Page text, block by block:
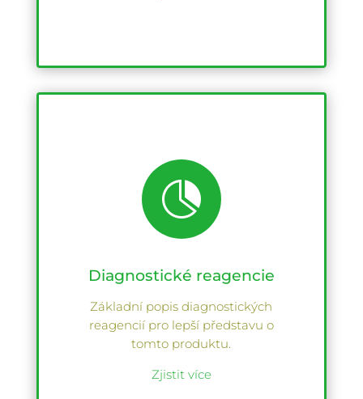

Diagnostické reagencie
Základní popis diagnostických
reagencií pro lepší představu o
tomto produktu.
Zjistit více